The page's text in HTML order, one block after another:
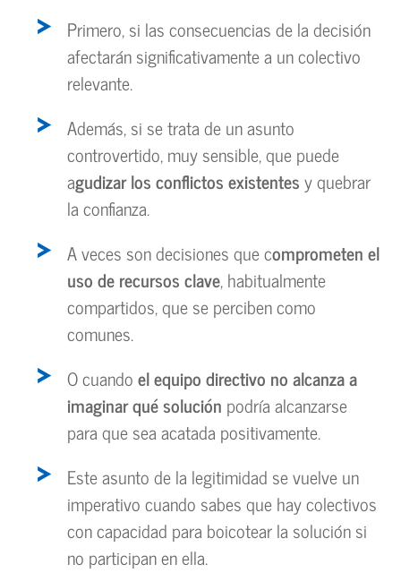
Primero, si las consecuencias de la decisión
afectarán significativamente a un colectivo
relevante.
Además, si se trata de un asunto
controvertido, muy sensible, que puede
agudizar los conflictos existentesy quebrar
la confianza.
A veces son decisiones que comprometen el
uso de recursos clave, habitualmente
compartidos, que se perciben como
comunes.
O cuandoel equipo directivo no alcanza a
imaginar qué solución podría alcanzarse
para que sea acatada positivamente.
Este asunto de la legitimidad se vuelve un
imperativo cuando sabes que hay colectivos
con capacidad para boicotear la solución si
no participan en ella.